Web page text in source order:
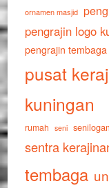
ornamen masjid
pengrajin logo
pengrajin
pusat
kuningan
rumah seni
sentra
tembaga